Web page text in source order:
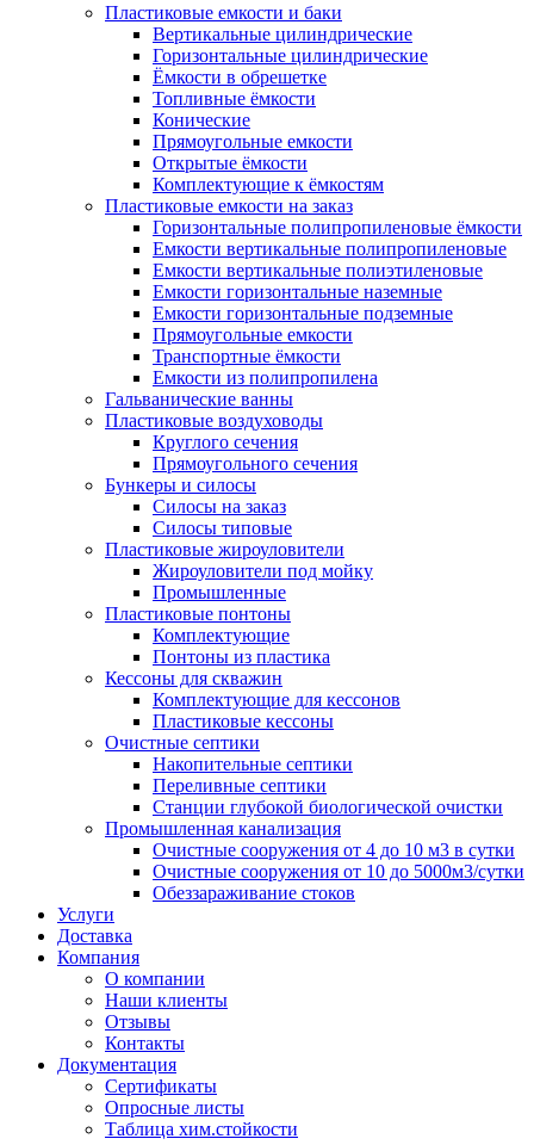
Пластиковые емкости и баки
Вертикальные цилиндрические
Горизонтальные цилиндрические
Ёмкости в обрешетке
Топливные ёмкости
Конические
Прямоугольные емкости
Открытые ёмкости
Комплектующие к ёмкостям
Пластиковые емкости на заказ
Горизонтальные полипропиленовые ёмкости
Емкости вертикальные полипропиленовые
Емкости вертикальные полиэтиленовые
Емкости горизонтальные наземные
Емкости горизонтальные подземные
Прямоугольные емкости
Транспортные ёмкости
Емкости из полипропилена
Гальванические ванны
Пластиковые воздуховоды
Круглого сечения
Прямоугольного сечения
Бункеры и силосы
Силосы на заказ
Силосы типовые
Пластиковые жироуловители
Жироуловители под мойку
Промышленные
Пластиковые понтоны
Комплектующие
Понтоны из пластика
Кессоны для скважин
Комплектующие для кессонов
Пластиковые кессоны
Очистные септики
Накопительные септики
Переливные септики
Станции глубокой биологической очистки
Промышленная канализация
Очистные сооружения от 4 до 10 м3 в сутки
Очистные сооружения от 10 до 5000м3/сутки
Обеззараживание стоков
Услуги
Доставка
Компания
О компании
Наши клиенты
Отзывы
Контакты
Документация
Сертификаты
Опросные листы
Таблица хим.стойкости